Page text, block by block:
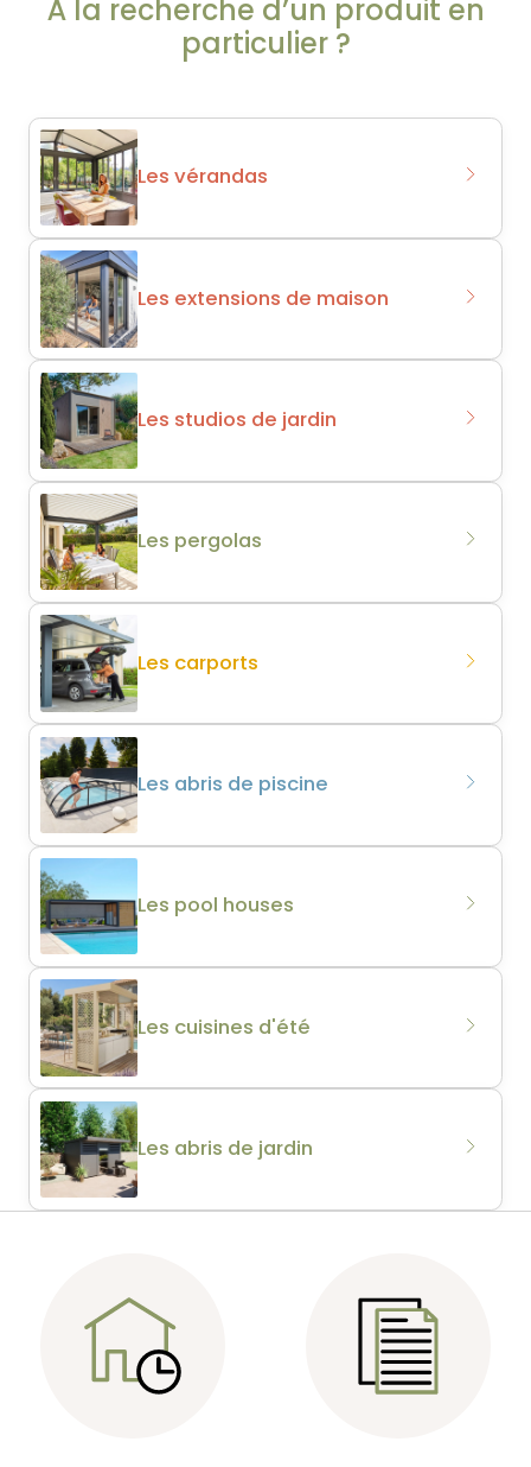
À la recherche d’un produit en
particulier ?
Les vérandas
Les extensions de maison
Les studios de jardin
Les pergolas
Les carports
Les abris de piscine
Les pool houses
Les cuisines d'été
Les abris de jardin